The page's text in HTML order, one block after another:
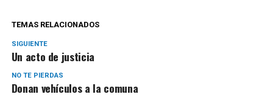
TEMAS RELACIONADOS
SIGUIENTE
Un acto de justicia
NO TE PIERDAS
Donan vehículos a la comuna